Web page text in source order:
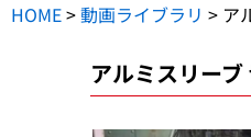
HOME>動画ライブラリ > ア
アルミスリー